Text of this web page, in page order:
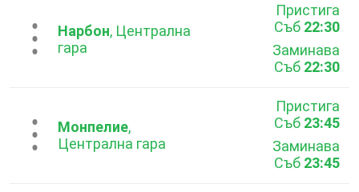
...Нарбон, Централна
гара
Пристига
Съб 22:30
Заминава
Съб 22:30
...Монпелие,
Централна гара
Пристига
Съб 23:45
Заминава
Съб 23:45